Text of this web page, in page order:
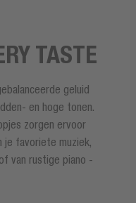
TASTE
geluid
en hoge tonen.
zorgen ervoor
je favoriete muziek,
van rustige piano -